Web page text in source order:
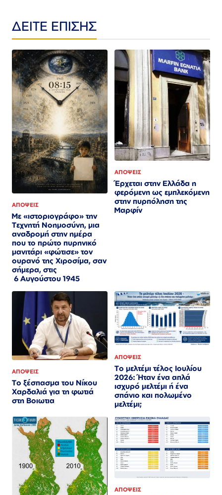
ΔΕΙΤΕ ΕΠΙΣΗΣ
ΑΠΟΨΕΙΣ
Με «ιστοριογράφο» την
Τεχνητή Νοημοσύνη, μια
αναδρομή στην ημέρα
που το πρώτο πυρηνικό
μανιτάρι «φώτισε» τον
ουρανό της Χιροσίμα, σαν
σήμερα, στις
6 Αυγούστου 1945
ΑΠΟΨΕΙΣ
Έρχεται στην Ελλάδα η
φερόμενη ως εμπλεκόμενη
στην πυρπόληση της
Μαρφίν
ΑΠΟΨΕΙΣ
Το ξέσπασμα του Νίκου
Χαρδαλιά για τη φωτιά
στη Βοιωτια
ΑΠΟΨΕΙΣ
Το μελτέμι τέλος Ιουλίου
2026: Ήταν ένα απλά
ισχυρό μελτέμι ή ένα
σπάνιο και πολωμένο
μελτέμι;
ΑΠΟΨΕΙΣ